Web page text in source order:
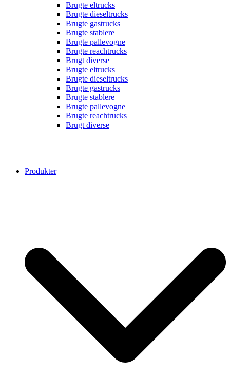
Brugte eltrucks
Brugte dieseltrucks
Brugte gastrucks
Brugte stablere
Brugte pallevogne
Brugte reachtrucks
Brugt diverse
Brugte eltrucks
Brugte dieseltrucks
Brugte gastrucks
Brugte stablere
Brugte pallevogne
Brugte reachtrucks
Brugt diverse
Produkter